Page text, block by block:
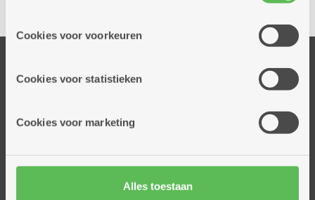
cookies worden geplaatst door derde partijen die een
informatie over jouw (geanonimiseerd) gebruik van onze
partners kunnen deze gegevens combineren met andere
Cookies voor voorkeuren
Cookies voor statistieken
Cookies voor marketing
Alles toestaan
Thuisdiensten
Assistentiewoningen
Financieel comfort
Mijn Zorgbedrijf